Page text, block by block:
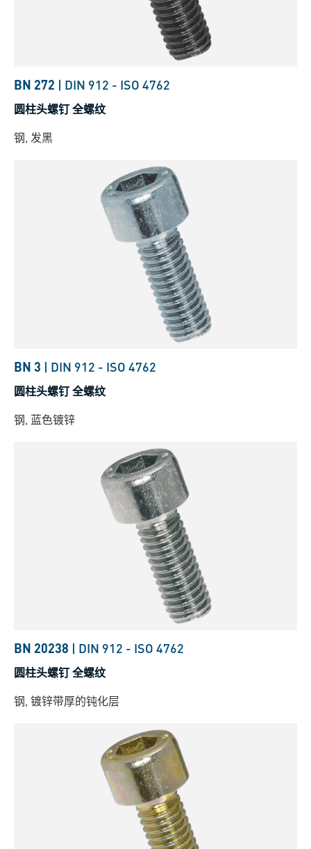
BN 272 | DIN 912 - ISO 4762
圆柱头螺钉 全螺纹
钢, 发黑
BN 3 | DIN 912 - ISO 4762
圆柱头螺钉 全螺纹
钢, 蓝色镀锌
BN 20238 | DIN 912 - ISO 4762
圆柱头螺钉 全螺纹
钢, 镀锌带厚的钝化层